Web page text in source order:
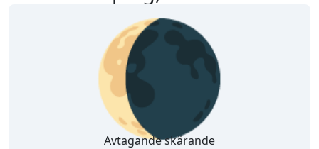
🌘
Avtagande skärande